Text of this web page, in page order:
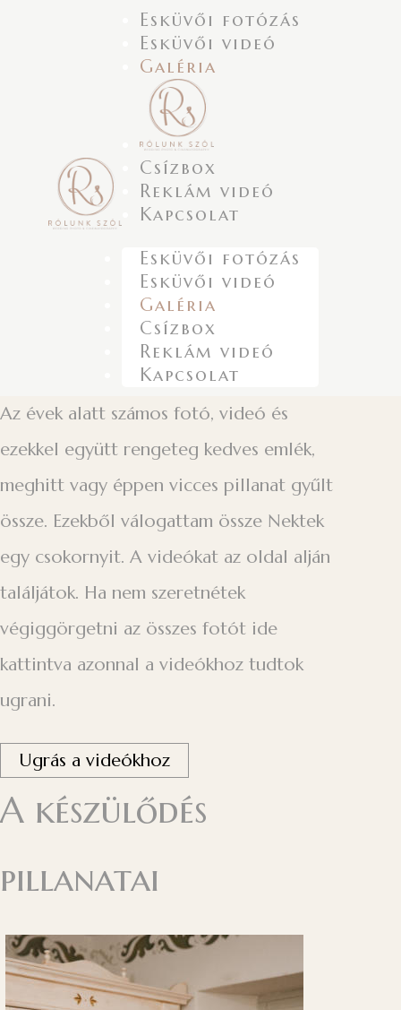
Esküvői fotózás
Esküvői videó
Galéria
Csízbox
Reklám videó
Kapcsolat
Esküvői fotózás
Esküvői videó
Galéria
Csízbox
Reklám videó
Kapcsolat
Az évek alatt számos fotó, videó és
ezekkel együtt rengeteg kedves emlék,
meghitt vagy éppen vicces pillanat gyűlt
össze. Ezekből válogattam össze Nektek
egy csokornyit. A videókat az oldal alján
találjátok. Ha nem szeretnétek
végiggörgetni az összes fotót ide
kattintva azonnal a videókhoz tudtok
ugrani.
Ugrás a videókhoz
A készülődés
pillanatai